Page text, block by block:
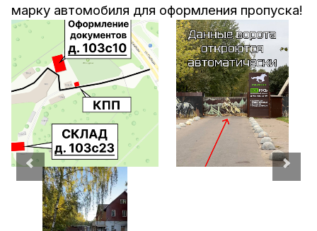
марку автомобиля для оформления пропуска!